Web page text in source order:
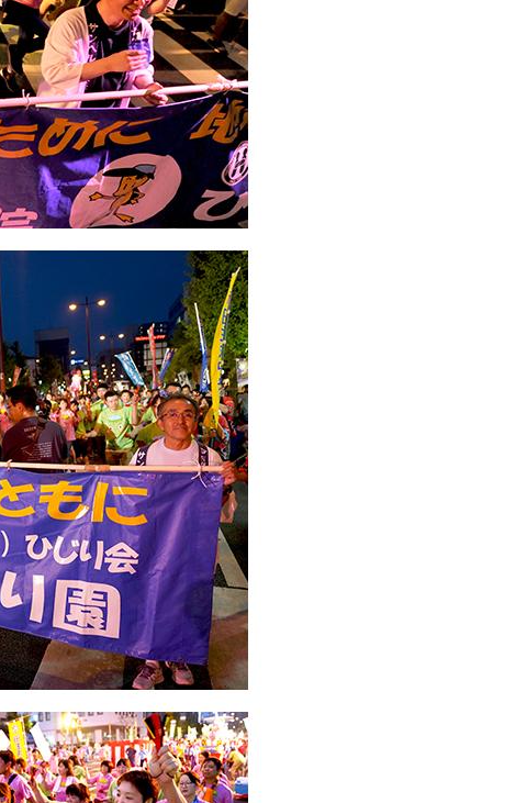
リウマチ・膠原病内科
眼科
耳鼻咽喉科
精神科
泌尿器科
放射線科(診療)
動脈硬化外来
ペースメーカー 不整脈外来
内視鏡センター
放射線科
栄養科
リハビリテーション科
検査科
薬剤科
臨床工学科